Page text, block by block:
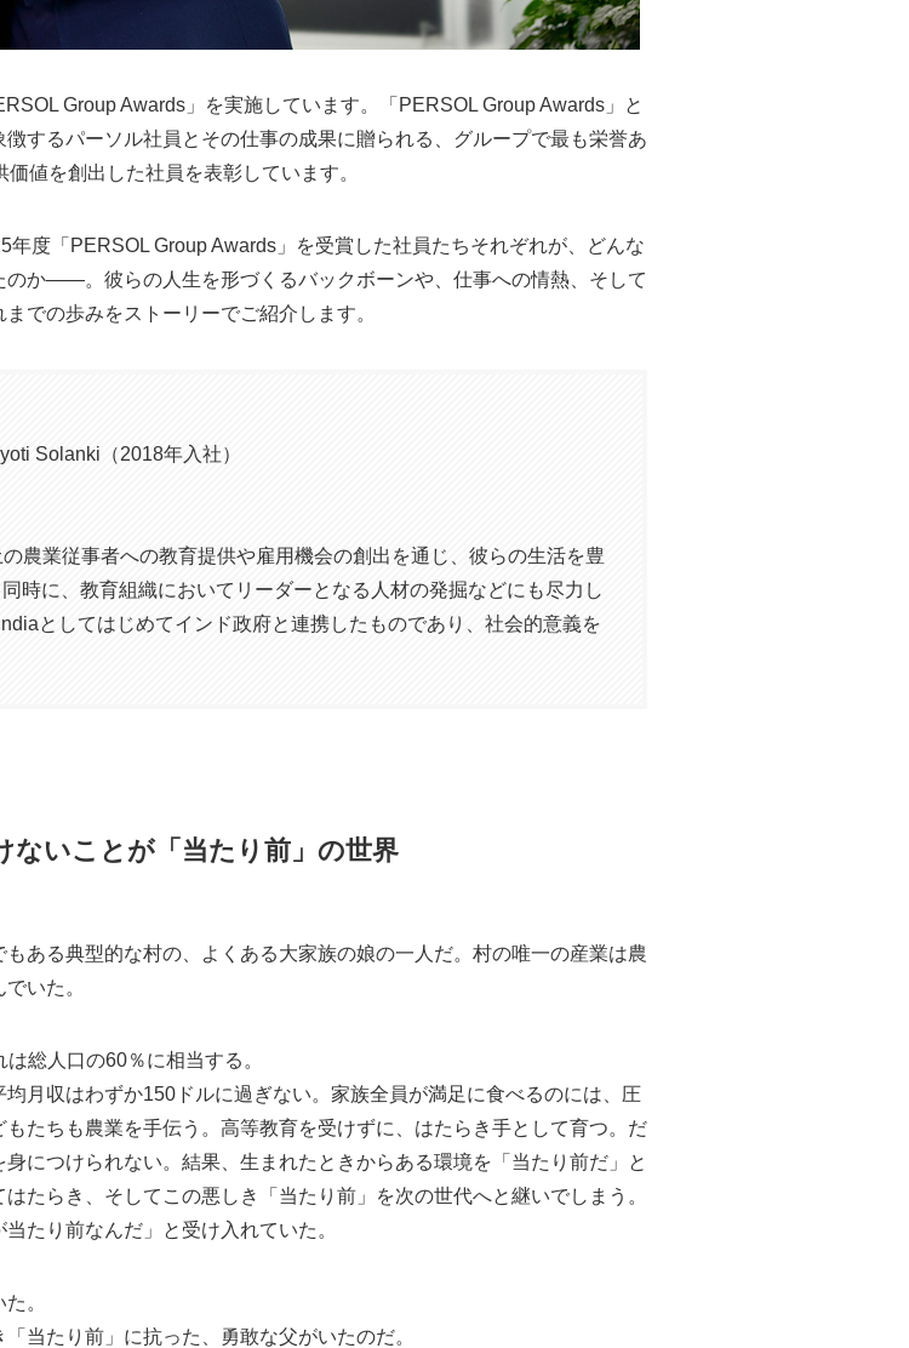
Group Awards」を実施しています。「PERSOL Group Awards」と
するパーソル社員とその仕事の成果に贈られる、グループで最も栄誉あ
値を創出した社員を表彰しています。
度「PERSOL Group Awards」を受賞した社員たちそれぞれが、どんな
のか——。彼らの人生を形づくるバックボーンや、仕事への情熱、そして
での歩みをストーリーでご紹介します。
Solanki（2018年入社）
農業従事者への教育提供や雇用機会の創出を通じ、彼らの生活を豊
時に、教育組織においてリーダーとなる人材の発掘などにも尽力し
としてはじめてインド政府と連携したものであり、社会的意義を
ないことが「当たり前」の世界
ある典型的な村の、よくある大家族の娘の一人だ。村の唯一の産業は農
いた。
総人口の60％に相当する。
月収はわずか150ドルに過ぎない。家族全員が満足に食べるのには、圧
たちも農業を手伝う。高等教育を受けずに、はたらき手として育つ。だ
につけられない。結果、生まれたときからある環境を「当たり前だ」と
たらき、そしてこの悪しき「当たり前」を次の世代へと継いでしまう。
たり前なんだ」と受け入れていた。
。
当たり前」に抗った、勇敢な父がいたのだ。